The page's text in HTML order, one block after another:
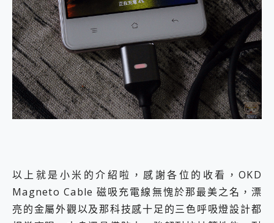
以上就是小米的介紹啦，感謝各位的收看，OKD
Magneto Cable 磁吸充電線無愧於那最美之名，漂
亮的金屬外觀以及那科技感十足的三色呼吸燈設計都